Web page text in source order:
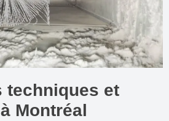
techniques et
Montréal